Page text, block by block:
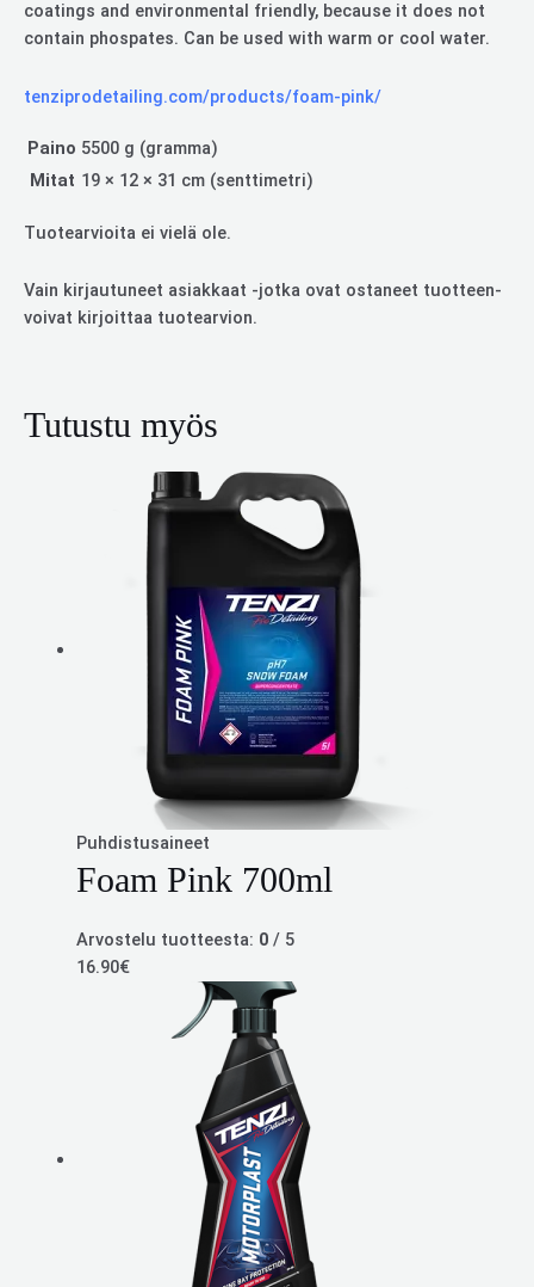
coatings and environmental friendly, because it does not
contain phospates. Can be used with warm or cool water.
tenziprodetailing.com/products/foam-pink/
Paino 5500 g (gramma)
Mitat 19 × 12 × 31 cm (senttimetri)
Tuotearvioita ei vielä ole.
Vain kirjautuneet asiakkaat -jotka ovat ostaneet tuotteen-
voivat kirjoittaa tuotearvion.
Tutustu myös
Puhdistusaineet
Foam Pink 700ml
Arvostelu tuotteesta: 0/ 5
16.90€